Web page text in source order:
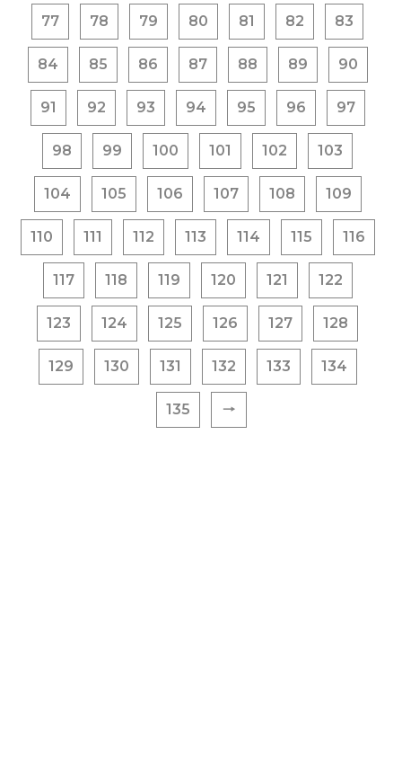
77 78 79 80 81 82 83
84 85 86 87 88 89 90
91 92 93 94 95 96 97
98 99 100 101 102 103
104 105 106 107 108 109
110 111 112 113 114 115 116
117 118 119 120 121 122
123 124 125 126 127 128
129 130 131 132 133 134
135 🠒